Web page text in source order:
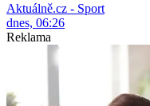
Aktuálně.cz - Sport
dnes, 06:26
Reklama